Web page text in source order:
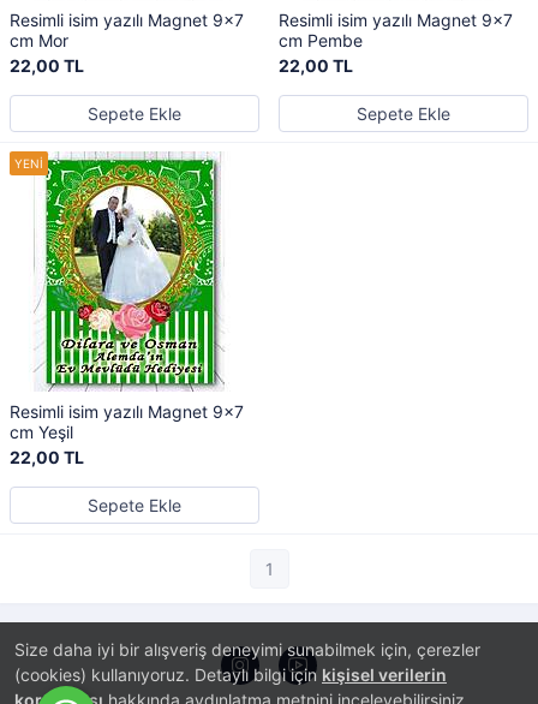
Size daha iyi bir alışveriş deneyimi sunabilmek için, çerezler
(cookies) kullanıyoruz. Detaylı bilgi için kişisel verilerin
korunması hakkında aydınlatma metnini inceleyebilirsiniz.
Resimli isim yazılı Magnet 9x7
cm Mor
22,00 TL
Sepete Ekle
Resimli isim yazılı Magnet 9x7
cm Pembe
22,00 TL
Sepete Ekle
Resimli isim yazılı Magnet 9x7
cm Yeşil
22,00 TL
Sepete Ekle
1